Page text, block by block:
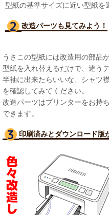
型紙の基準サイズに近い型紙を
改造パーツも見てみよう！
うさこの型紙には改造用の部品
型紙を入れ替えるだけで、違う
半袖に出来たらいいな、シャツ
を確認してみてください。
改造パーツはプリンターをお持
できます。
印刷済みとダウンロード版